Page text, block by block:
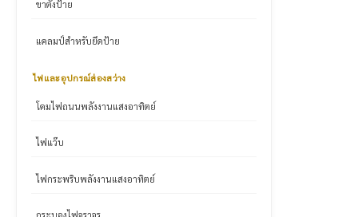
ขาตั้งป้าย
แคลมป์สำหรับยึดป้าย
ไฟและอุปกรณ์ส่องสว่าง
โคมไฟถนนพลังงานแสงอาทิตย์
ไฟแว๊บ
ไฟกระพริบพลังงานแสงอาทิตย์